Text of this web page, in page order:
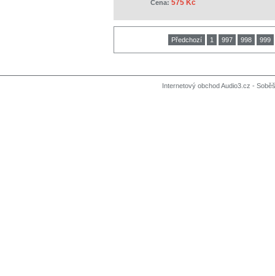
Cena: 575 Kč
Předchozí 1 997 998 999
Internetový obchod Audio3.cz -